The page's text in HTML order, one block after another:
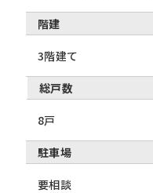
階建
3階建て
総戸数
8戸
駐車場
要相談